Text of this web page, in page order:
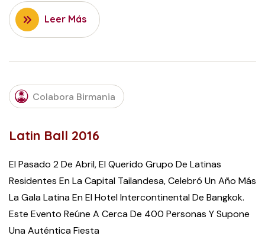
Leer Más
JUNE
26,
2016
Colabora Birmania
Latin Ball 2016
El Pasado 2 De Abril, El Querido Grupo De Latinas
Residentes En La Capital Tailandesa, Celebró Un Año Más
La Gala Latina En El Hotel Intercontinental De Bangkok.
Este Evento Reúne A Cerca De 400 Personas Y Supone
Una Auténtica Fiesta